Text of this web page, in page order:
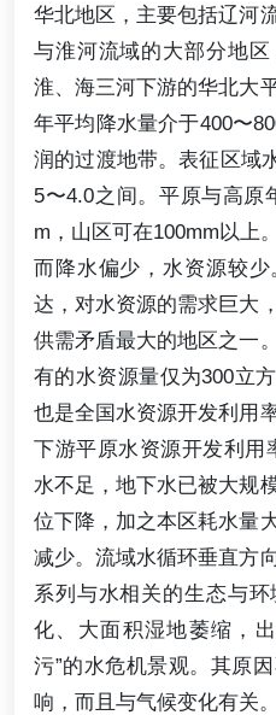
华北地区，主要包括辽河
与淮河流域的大部分地区
淮、海三河下游的华北大
年平均降水量介于400〜
润的过渡地带。表征区域
5〜4.0之间。平原与高原
m，山区可在100mm以上
而降水偏少，水资源较
达，对水资源的需求巨大
供需矛盾最大的地区之一
有的水资源量仅为300立
也是全国水资源开发利用
下游平原水资源开发利用
水不足，地下水已被大规
位下降，加之本区耗水量
减少。流域水循环垂直方
系列与水相关的生态与
化、大面积湿地萎缩，
污”的水危机景观。其原
响，而且与气候变化有关